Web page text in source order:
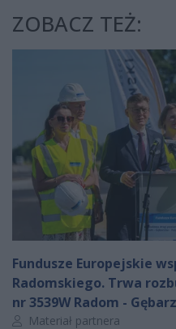
ZOBACZ TEŻ:
Fundusze Europejskie
Radomskiego. Trwa
nr 3539W Radom -
Autor artykułu:
Materiał partnera